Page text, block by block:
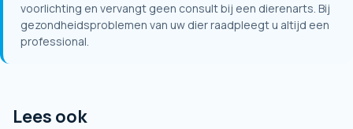
voorlichting en vervangt geen consult bij een dierenarts. Bij
gezondheidsproblemen van uw dier raadpleegt u altijd een
professional.
Lees ook